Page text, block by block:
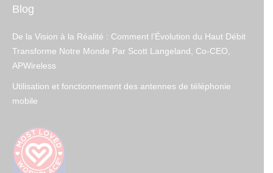
Blog
De la Vision à la Réalité : Comment l’Évolution du Haut Débit
Transforme Notre Monde Par Scott Langeland, Co-CEO,
APWireless
Utilisation et fonctionnement des antennes de téléphonie
mobile